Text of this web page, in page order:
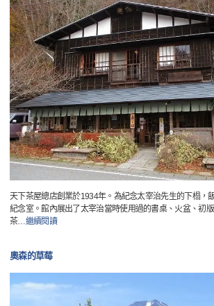
天下茶屋總店創業於1934年。為紀念太宰治先生的下榻，
紀念室。館內展出了太宰治當時使用過的書桌、火盆、初
茶…繼續閱讀
奧森的草莓